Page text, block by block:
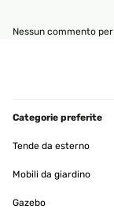
Nessun commento
Categorie preferite
Tende da esterno
Mobili da giardino
Gazebo